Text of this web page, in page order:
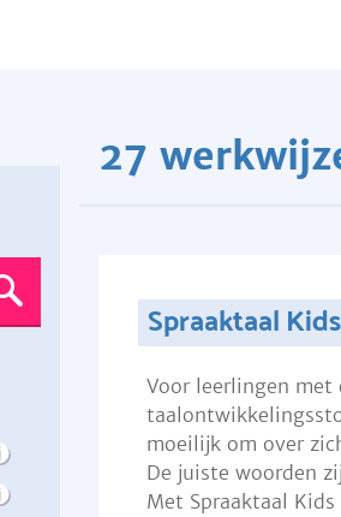
27
Spraaktaal Kids
Voor leerlingen met
moeilijk om over
De juiste woorden
Met Spraaktaal Kids